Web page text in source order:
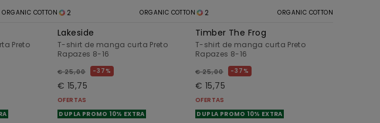
ORGANIC COTTON
Preto
2 ORGANIC COTTON
Lakeside
T-shirt de manga curta Preto
Rapazes 8-16
€ 25,00 37%
€ 15,75
OFERTAS
DUPLA PROMO 10% EXTRA
2 ORGANIC COTTON
Timber The Frog
T-shirt de manga curta Preto
Rapazes 8-16
€ 25,00 37%
€ 15,75
OFERTAS
DUPLA PROMO 10% EXTRA